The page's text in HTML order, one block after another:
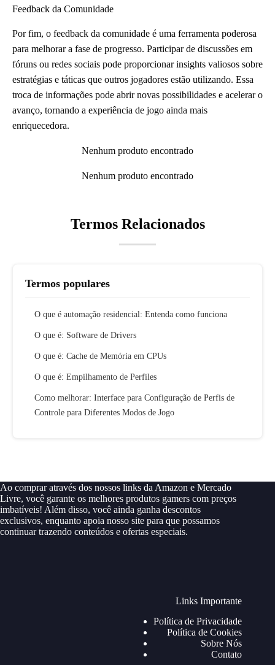
Feedback da Comunidade
Por fim, o feedback da comunidade é uma ferramenta poderosa
para melhorar a fase de progresso. Participar de discussões em
fóruns ou redes sociais pode proporcionar insights valiosos sobre
estratégias e táticas que outros jogadores estão utilizando. Essa
troca de informações pode abrir novas possibilidades e acelerar o
avanço, tornando a experiência de jogo ainda mais
enriquecedora.
Nenhum produto encontrado
Nenhum produto encontrado
Termos Relacionados
Termos populares
O que é automação residencial: Entenda como funciona
O que é: Software de Drivers
O que é: Cache de Memória em CPUs
O que é: Empilhamento de Perfiles
Como melhorar: Interface para Configuração de Perfis de
Controle para Diferentes Modos de Jogo
Ao comprar através dos nossos links da Amazon e Mercado
Livre, você garante os melhores produtos gamers com preços
imbatíveis! Além disso, você ainda ganha descontos
exclusivos, enquanto apoia nosso site para que possamos
continuar trazendo conteúdos e ofertas especiais.
Links Importante
Política de Privacidade
Política de Cookies
Sobre Nós
Contato